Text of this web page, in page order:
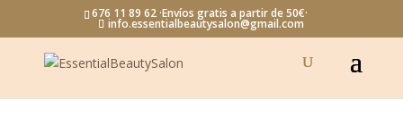
676 11 89 62 ·Envíos gratis a partir de 50€·
info.essentialbeautysalon@gmail.com